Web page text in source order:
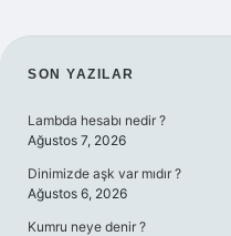
SIDEBAR
SON YAZILAR
Lambda hesabı nedir ?
Ağustos 7, 2026
Dinimizde aşk var mıdır ?
Ağustos 6, 2026
Kumru neye denir ?